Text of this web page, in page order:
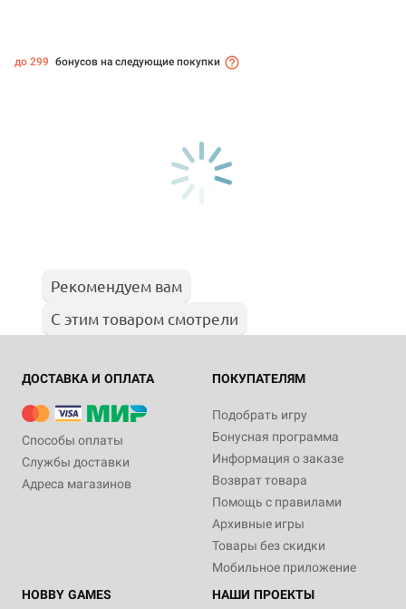
до 299 бонусов на следующие покупки
Рекомендуем вам
С этим товаром смотрели
ДОСТАВКА И ОПЛАТА
Способы оплаты
Службы доставки
Адреса магазинов
ПОКУПАТЕЛЯМ
Подобрать игру
Бонусная программа
Информация о заказе
Возврат товара
Помощь с правилами
Архивные игры
Товары без скидки
Мобильное приложение
HOBBY GAMES
НАШИ ПРОЕКТЫ